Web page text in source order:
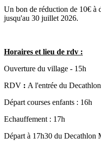
Un bon de réduction de 10€ à
jusqu'au 30 juillet 2026.
Horaires et lieu de rdv :
Ouverture du village - 15h
RDV : A l'entrée du
Départ courses enfants : 16h
Echauffement : 17h
Départ à 17h30 du Decathlon